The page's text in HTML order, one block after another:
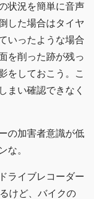
状況を簡単に音声
した場合はタイヤ
いったような場合
を削った跡が残っ
をしておこう。こ
まい確認できなく
の加害者意識が低
な。
ライブレコーダー
けど、バイクの